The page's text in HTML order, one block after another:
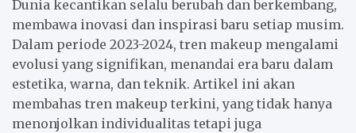
Dunia kecantikan selalu berubah dan berkembang,
membawa inovasi dan inspirasi baru setiap musim.
Dalam periode 2023-2024, tren makeup mengalami
evolusi yang signifikan, menandai era baru dalam
estetika, warna, dan teknik. Artikel ini akan
membahas tren makeup terkini, yang tidak hanya
menonjolkan individualitas tetapi juga